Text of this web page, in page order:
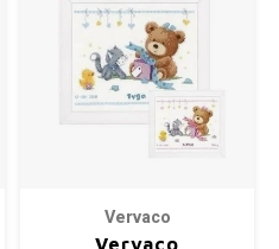
Vervaco
Vervaco